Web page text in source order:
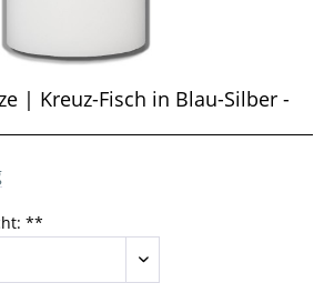
| Kreuz-Fisch in Blau-Silber -
**